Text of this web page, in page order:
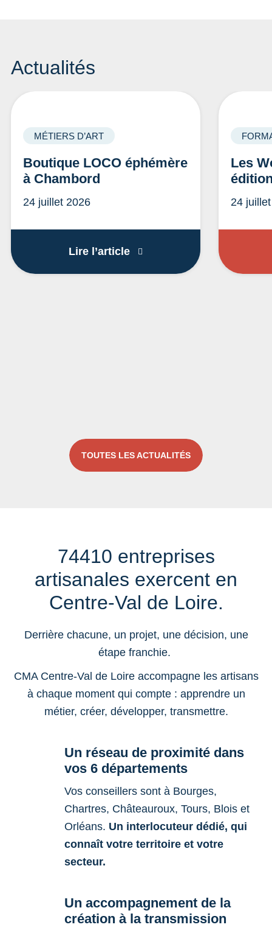
Actualités
Boutique LOCO éphémère
à Chambord
MÉTIERS D’ART
24 juillet 2026
Lire l’articleBoutique LOCO éphémère
Les
24
TOUTES LES ACTUALITÉS
74410 entreprises
artisanales exercent en
Centre-Val de Loire.
Derrière chacune, un projet, une décision, une
étape franchie.
CMA Centre-Val de Loire accompagne les artisans
à chaque moment qui compte : apprendre un
métier, créer, développer, transmettre.
Un réseau de proximité dans
vos 6 départements
Vos conseillers sont à Bourges,
Chartres, Châteauroux, Tours, Blois et
Orléans. Un interlocuteur dédié, qui
connaît votre territoire et votre
secteur.
Un accompagnement de la
création à la transmission